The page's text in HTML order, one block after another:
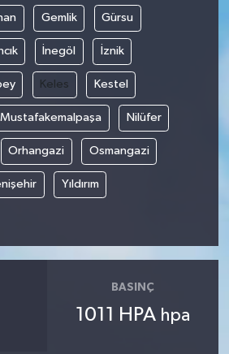
Gemlik Gürsu
İnegöl İznik
Keles Kestel
Mustafakemalpaşa Nilüfer
Orhangazi Osmangazi
Yıldırım
BASINÇ
1011 HPA hpa